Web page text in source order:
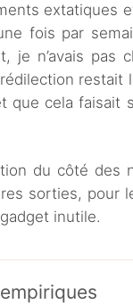
extatiques
fois par
je n’avais pas
restait
que cela faisait
du côté des
sorties,
inutile.